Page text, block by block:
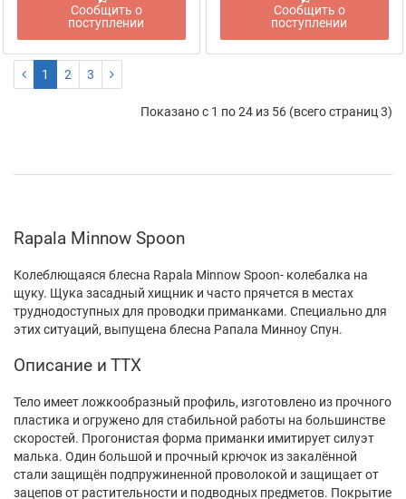
Сообщить о
поступлении
Сообщить о
поступлении
1 2 3
Показано с 1 по 24 из 56 (всего страниц 3)
Rapala Minnow Spoon
Колеблющаяся блесна Rapala Minnow Spoon- колебалка на
щуку. Щука засадный хищник и часто прячется в местах
труднодоступных для проводки приманками. Специально для
этих ситуаций, выпущена блесна Рапала Минноу Спун.
Описание и ТТХ
Тело имеет ложкообразный профиль, изготовлено из прочного
пластика и огружено для стабильной работы на большинстве
скоростей. Прогонистая форма приманки имитирует силуэт
малька. Один большой и прочный крючок из закалённой
стали защищён подпружиненной проволокой и защищает от
зацепов от растительности и подводных предметов. Покрытие